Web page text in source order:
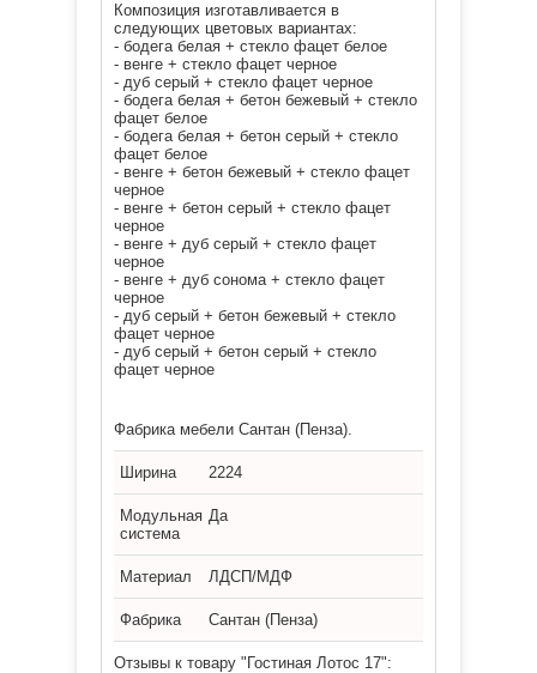
Композиция изготавливается в
следующих цветовых вариантах:
- бодега белая + стекло фацет белое
- венге + стекло фацет черное
- дуб серый + стекло фацет черное
- бодега белая + бетон бежевый + стекло
фацет белое
- бодега белая + бетон серый + стекло
фацет белое
- венге + бетон бежевый + стекло фацет
черное
- венге + бетон серый + стекло фацет
черное
- венге + дуб серый + стекло фацет
черное
- венге + дуб сонома + стекло фацет
черное
- дуб серый + бетон бежевый + стекло
фацет черное
- дуб серый + бетон серый + стекло
фацет черное
Фабрика мебели Сантан (Пенза).
Ширина 2224
Модульная
система
Да
Материал ЛДСП/МДФ
Фабрика Сантан (Пенза)
Отзывы к товару "Гостиная Лотос 17":